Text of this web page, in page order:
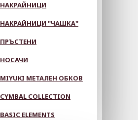
НАКРАЙНИЦИ
НАКРАЙНИЦИ "ЧАШКА"
ПРЪСТЕНИ
НОСАЧИ
MIYUKI МЕТАЛЕН ОБКОВ
CYMBAL COLLECTION
BASIC ELEMENTS